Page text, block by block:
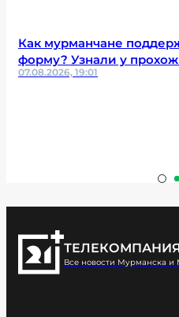
Как мурманчане
форму? Узнали у
07.08.2026, 19:01
ТЕЛЕКОМПАНИЯ
Все новости Мурманска и